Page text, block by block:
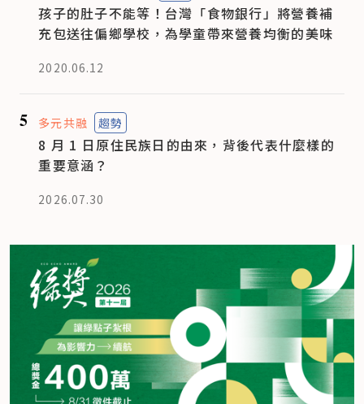
孩子的肚子不能等！台灣「食物銀行」將營養補
充包送往偏鄉學校，為學童帶來營養均衡的美味
2020.06.12
5 多元共融 趨勢
8 月 1 日原住民族日的由來，背後代表什麼樣的
重要意涵？
2026.07.30